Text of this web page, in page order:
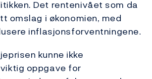
Det rentenivået som da
omslag i økonomien, med
inflasjonsforventningene.
kunne ikke
oppgave for